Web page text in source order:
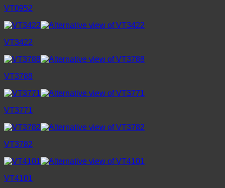
VT0952
VT3422
VT3788
VT3771
VT3782
VT4101